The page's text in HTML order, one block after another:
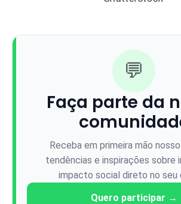
💬
Faça parte da
Receba em primeira mão
tendências e inspirações sobre
impacto social direto no seu
Quero participar →